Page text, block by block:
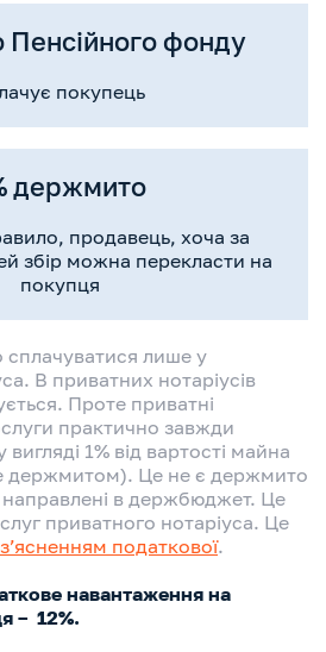
Пенсійного фонду
покупець
держмито
продавець, хоча за
збір можна перекласти на
покупця
лише у
В приватних нотаріусів
Проте приватні
практично завжди
1% від вартості майна
держмитом). Це не є держмито
направлені в держбюджет. Це
приватного нотаріуса. Це
податкової.
навантаження на
– 12%.